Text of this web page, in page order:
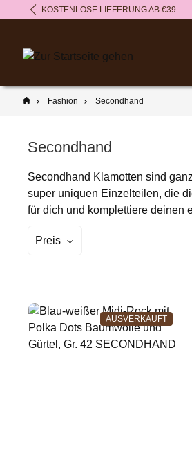
Zur Hauptnavigation
KOSTENLOSE LIEFERUNG AB €39
Fashion Secondhand
Secondhand
Secondhand Klamotten sind
super uniquen Einzelteilen, die
für dich und komplettiere deinen
Preis
AUSVERKAUFT